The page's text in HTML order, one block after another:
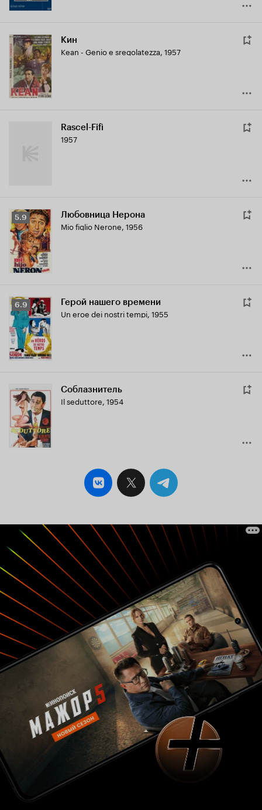
Кин
Kean - Genio e sregolatezza, 1957
Rascel-Fifì
1957
Рейтинг
Кинопоиска
5.9
5.9 Любовница Нерона
Mio figlio Nerone, 1956
Рейтинг
Кинопоиска
6.9
6.9 Герой нашего времени
Un eroe dei nostri tempi, 1955
Соблазнитель
Il seduttore, 1954